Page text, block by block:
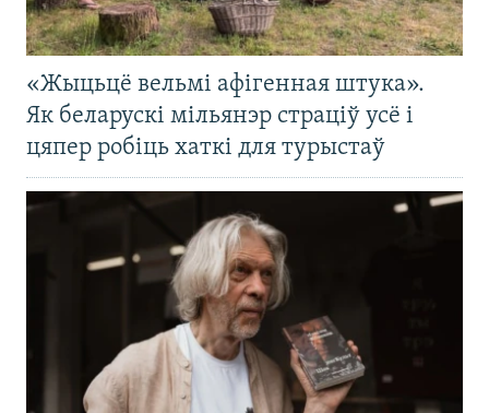
«Жыцьцё вельмі афігенная штука».
Як беларускі мільянэр страціў усё і
цяпер робіць хаткі для турыстаў